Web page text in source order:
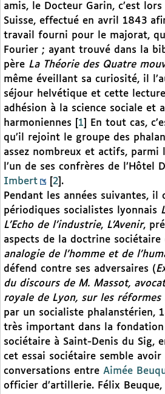
amis, le Docteur Garin, c’est lors
Suisse, effectué en avril 1843
travail fourni pour le majorat,
Fourier ; ayant trouvé dans la
père La Théorie des Quatre
même éveillant sa curiosité, il
séjour helvétique et cette
adhésion à la science sociale et
harmoniennes
1
En tout cas,
qu’il rejoint le groupe des
assez nombreux et actifs, parmi
l’un de ses confrères de l’Hôtel
Imbert
2 .
Pendant les années suivantes, il
périodiques socialistes lyonnais
L’Echo de l’industrie, L’Avenir,
aspects de la doctrine sociétaire
analogie de l’homme et de
défend contre ses adversaires (
du discours de M. Massot,
royale de Lyon, sur les réformes
par un socialiste phalanstérien,
très important dans la fondation
sociétaire à Saint-Denis du Sig,
cet essai sociétaire semble
conversations entre Aimée
officier d’artillerie. Félix Beuque,